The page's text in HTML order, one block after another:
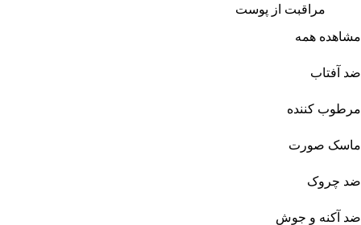
مراقبت از پوست
مشاهده همه
ضد آفتاب
مرطوب کننده
ماسک صورت
ضد چروک
ضد آکنه و جوش